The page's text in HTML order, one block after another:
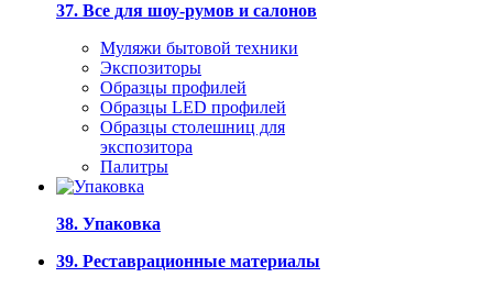
37. Все для шоу-румов и салонов
Муляжи бытовой техники
Экспозиторы
Образцы профилей
Образцы LED профилей
Образцы столешниц для
экспозитора
Палитры
38. Упаковка
39. Реставрационные материалы